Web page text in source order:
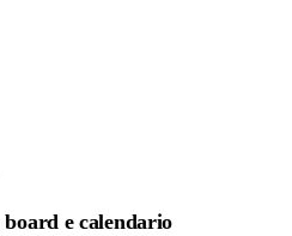
e calendario